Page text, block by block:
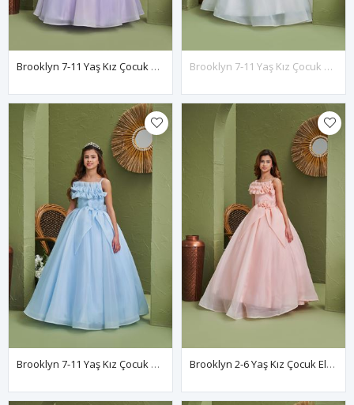
Brooklyn 7-11 Yaş Kız Çocuk Elbise 30169 Lila Brooklyn 7-11 Yaş Kız Çocuk Elbise 30169 Kırık Beyaz
Brooklyn 7-11 Yaş Kız Çocuk Elbise 30169 Bebe Mavi Brooklyn 2-6 Yaş Kız Çocuk Elbise 20169 Somon